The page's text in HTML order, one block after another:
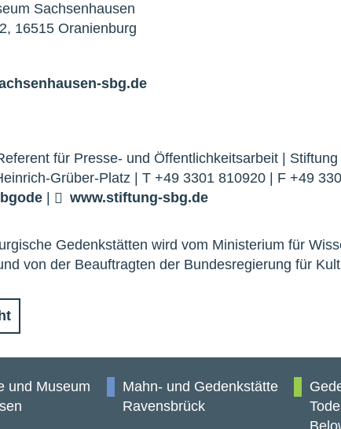
Sachsenhausen
16515 Oranienburg
sbg.de
für Presse- und Öffentlichkeitsarbeit |
Grüber-Platz | T +49 3301 810920 | F +49
ode| www.stiftung-sbg.de
Gedenkstätten wird vom Ministerium für
von der Beauftragten der Bundesregierung für
und Museum
Mahn- und Gedenkstätte
Ravensbrück